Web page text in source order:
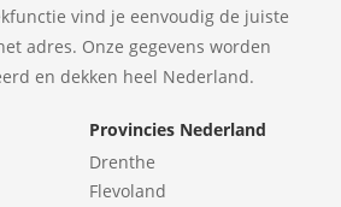
vind je eenvoudig de juiste
adres. Onze gegevens worden
en dekken heel Nederland.
Provincies Nederland
Drenthe
Flevoland